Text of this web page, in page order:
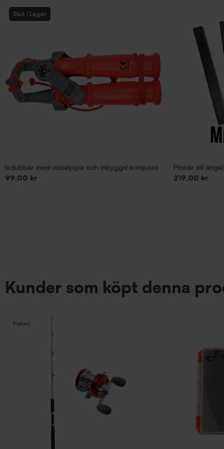
Slut i Lager
Isdubbar med visselpipa och inbyggd kompass
Pris
99,00 kr
Pinnar till
Pris
219,00 kr
Kunder som köpt denna
Paket